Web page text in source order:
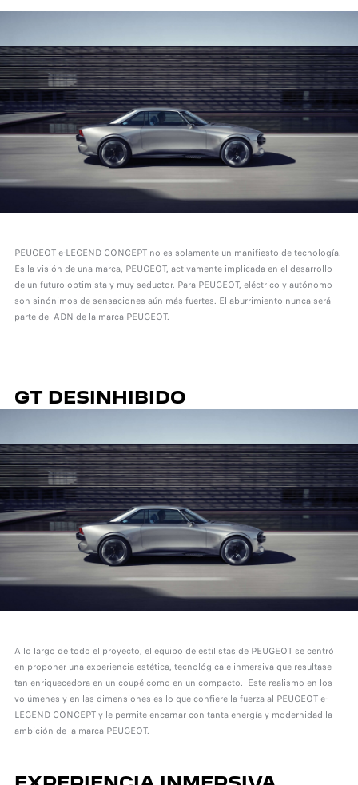
PEUGEOT e-LEGEND CONCEPT no es solamente un manifiesto de tecnología.
Es la visión de una marca, PEUGEOT, activamente implicada en el desarrollo
de un futuro optimista y muy seductor. Para PEUGEOT, eléctrico y autónomo
son sinónimos de sensaciones aún más fuertes. El aburrimiento nunca será
parte del ADN de la marca PEUGEOT.
GT DESINHIBIDO
A lo largo de todo el proyecto, el equipo de estilistas de PEUGEOT se centró
en proponer una experiencia estética, tecnológica e inmersiva que resultase
tan enriquecedora en un coupé como en un compacto. Este realismo en los
volúmenes y en las dimensiones es lo que confiere la fuerza al PEUGEOT e-
LEGEND CONCEPT y le permite encarnar con tanta energía y modernidad la
ambición de la marca PEUGEOT.